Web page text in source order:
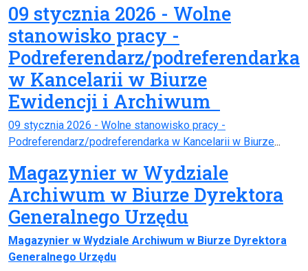
09 stycznia 2026 - Wolne
stanowisko pracy -
Podreferendarz/podreferendarka
w Kancelarii w Biurze
Ewidencji i Archiwum
09 stycznia 2026 - Wolne stanowisko pracy -
Podreferendarz/podreferendarka w Kancelarii w Biurze...
Magazynier w Wydziale
Archiwum w Biurze Dyrektora
Generalnego Urzędu
Magazynier w Wydziale Archiwum w Biurze Dyrektora
Generalnego Urzędu